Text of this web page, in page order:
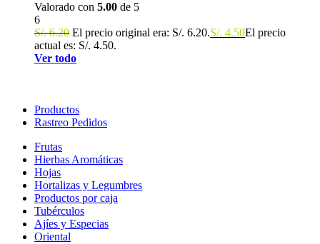
Valorado con 5.00 de 5
6
S/.6.20 El precio original era: S/. 6.20.S/. 4.50El precio
actual es: S/. 4.50.
Ver todo
Productos
Rastreo Pedidos
Frutas
Hierbas Aromáticas
Hojas
Hortalizas y Legumbres
Productos por caja
Tubérculos
Ajíes y Especias
Oriental